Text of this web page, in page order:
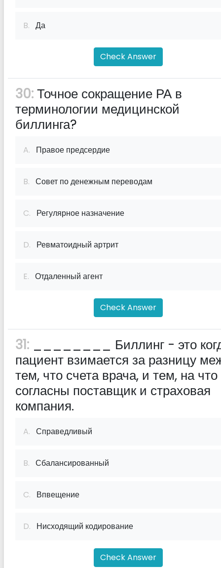
B. Да
Check Answer
30:Точное сокращение РА в
терминологии медицинской
биллинга?
A. Правое предсердие
B. Совет по денежным переводам
C. Регулярное назначение
D. Ревматоидный артрит
E. Отдаленный агент
Check Answer
31: ________ Биллинг - это
пациент взимается за разницу
тем, что счета врача, и тем, на что
согласны поставщик и страховая
компания.
A. Справедливый
B. Сбалансированный
C. Впвещение
D. Нисходящий кодирование
Check Answer